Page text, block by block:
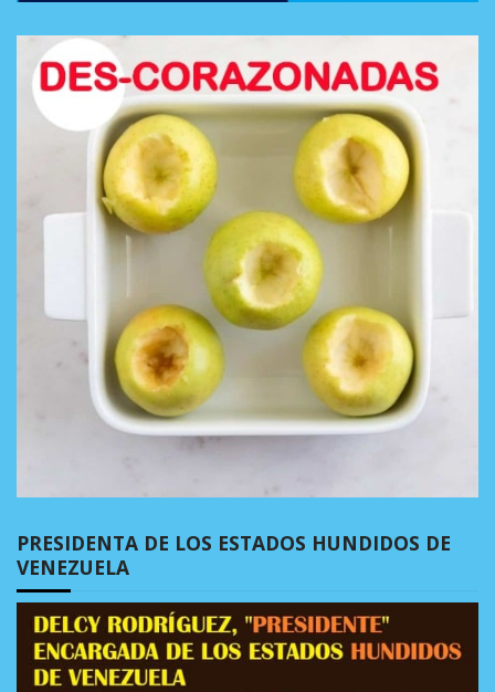
PRESIDENTA DE LOS ESTADOS HUNDIDOS DE
VENEZUELA